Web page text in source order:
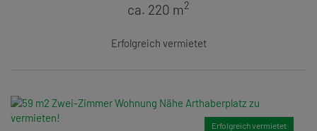
ca. 220 m2
Erfolgreich vermietet
Erfolgreich vermietet